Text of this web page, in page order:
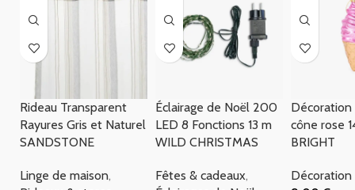
Rideau Transparent
Rayures Gris et Naturel
SANDSTONE
Linge de maison,
Éclairage de Noël 200
LED 8 Fonctions 13 m
WILD CHRISTMAS
Fêtes & cadeaux,
Décoration
cône rose
BRIGHT